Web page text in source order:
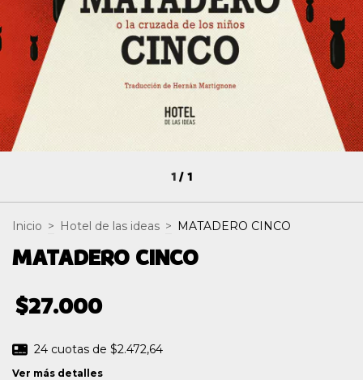
1/1
Inicio > Hotel de las ideas > MATADERO CINCO
MATADERO CINCO
$27.000
24 cuotas de $2.472,64
Ver más detalles